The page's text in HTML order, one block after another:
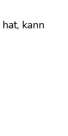
kann